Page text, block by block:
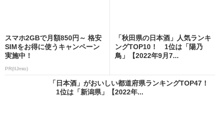
スマホ2GBで月額850円～ 格安
SIMをお得に使うキャンペーン
実施中！
PR(IIJmio)
「秋田県の日本酒」人気ランキ
ングTOP10！ 1位は「陽乃
鳥」【2022年9月7...
「日本酒」がおいしい都道府県ランキングTOP47！
1位は「新潟県」【2022年...